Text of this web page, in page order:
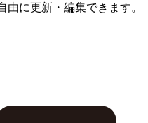
に更新・編集できます。